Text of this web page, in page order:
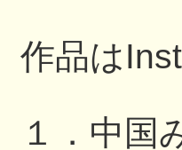
作品は
１．中国